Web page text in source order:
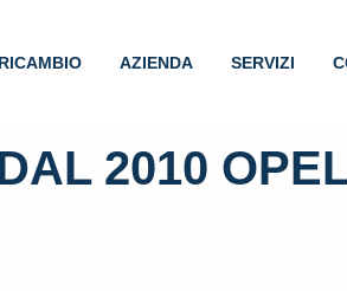
AZIENDA SERVIZI
2010